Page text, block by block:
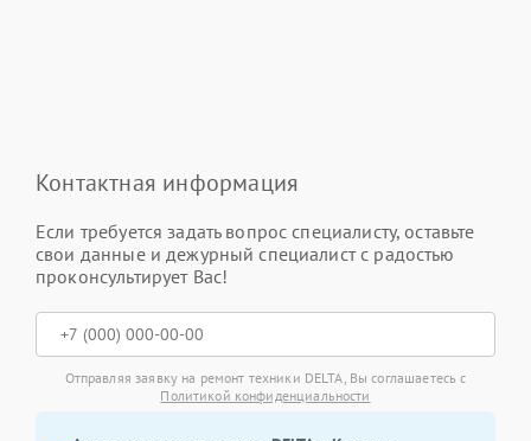
Контактная информация
Если требуется задать вопрос специалисту, оставьте
свои данные и дежурный специалист с радостью
проконсультирует Вас!
Отправляя заявку на ремонт техники DELTA, Вы соглашаетесь с
Политикой конфиденциальности